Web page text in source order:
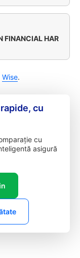
FINANCIAL HAR
Wise.
cu
cu
asigură